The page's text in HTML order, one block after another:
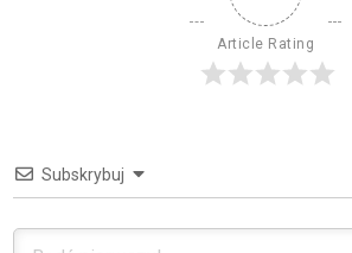
Article Rating
Subskrybuj